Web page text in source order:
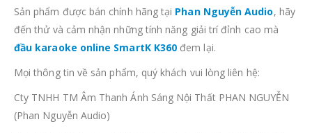
Sản phẩm được bán chính hãng tại Phan Nguyễn Audio, hãy
đến thử và cảm nhận những tính năng giải trí đỉnh cao mà
đầu karaoke online SmartK K360 đem lại.
Mọi thông tin về sản phẩm, quý khách vui lòng liên hệ:
Cty TNHH TM Âm Thanh Ánh Sáng Nội Thất PHAN NGUYỄN
(Phan Nguyễn Audio)